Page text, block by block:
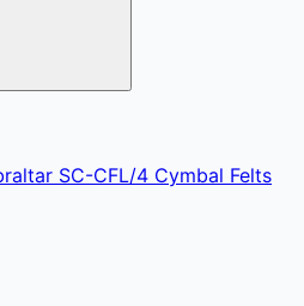
SC-CFL/4 Cymbal Felts